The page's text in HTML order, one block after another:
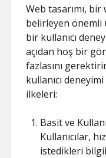
Web tasarımı, bir
belirleyen önemli
bir kullanıcı
açıdan hoş bir
fazlasını
kullanıcı
ilkeleri:
Basit ve
Kullanıcılar,
istedikleri